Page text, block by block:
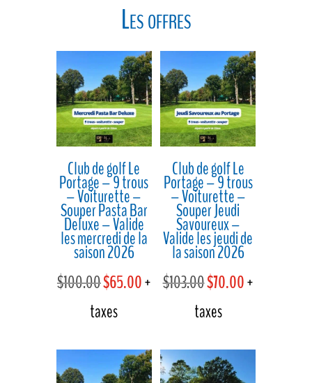
Les offres
Club de golf Le
Portage – 9 trous
– Voiturette –
Souper Pasta Bar
Deluxe – Valide
les mercredi de la
saison 2026
$100.00Le
prix
était :
$65.00Le
est :
+
taxes
Club de golf Le
Portage – 9 trous
– Voiturette –
Souper Jeudi
Savoureux –
Valide les jeudi de
la saison 2026
$103.00Le
prix
était :
$70.00Le
+
taxes